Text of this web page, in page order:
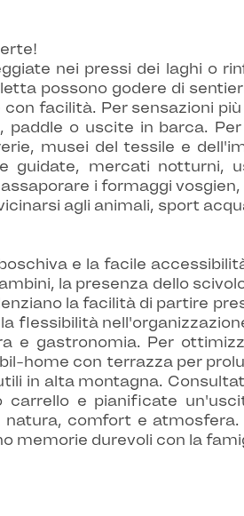
nei pressi dei laghi o
possono godere di
facilità. Per sensazioni
o uscite in barca.
musei del tessile e
mercati notturni,
i formaggi
agli animali, sport
e la facile
la presenza dello
la facilità di partire
flessibilità
e gastronomia. Per
home con terrazza per
in alta montagna.
e pianificate
comfort e
memorie durevoli con la